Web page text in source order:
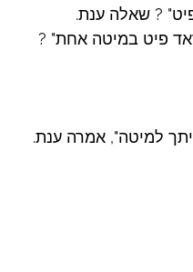
? שאלה ענת.
פיט במיטה אחת" ?
למיטה", אמרה ענת.